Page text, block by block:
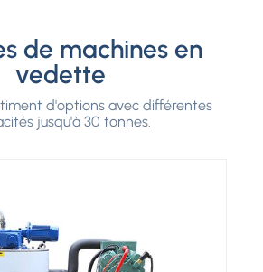
de machines en
vedette
d'options avec différentes
jusqu'à 30 tonnes.